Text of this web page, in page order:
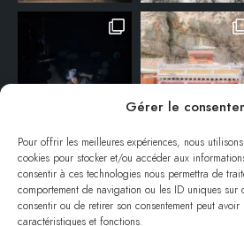
Gérer le
Pour offrir les meilleures expériences, nous
cookies pour stocker et/ou accéder aux
consentir à ces technologies nous permettra de
comportement de navigation ou les ID uniques sur
consentir ou de retirer son consentement peut
caractéristiques et fonctions.